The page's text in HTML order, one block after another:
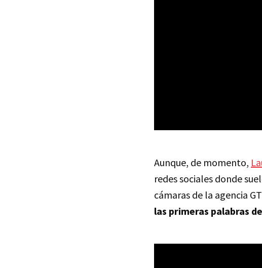
Aunque, de momento,
redes sociales donde
cámaras de la agencia
las primeras palabras